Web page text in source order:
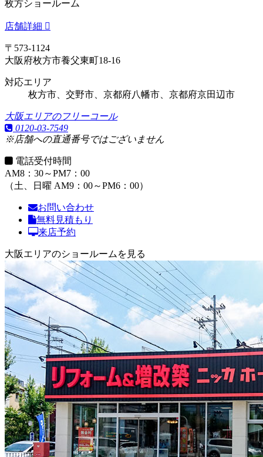
枚方ショールーム
店舗詳細
〒573-1124
大阪府枚方市養父東町18-16
対応エリア
枚方市、交野市、京都府八幡市、京都府京田辺市
大阪エリアのフリーコール
0120-03-7549
※店舗への直通番号ではございません
電話受付時間
AM8：30～PM7：00
（土、日曜 AM9：00～PM6：00）
お問い合わせ
無料見積もり
来店予約
大阪エリアのショールームを見る